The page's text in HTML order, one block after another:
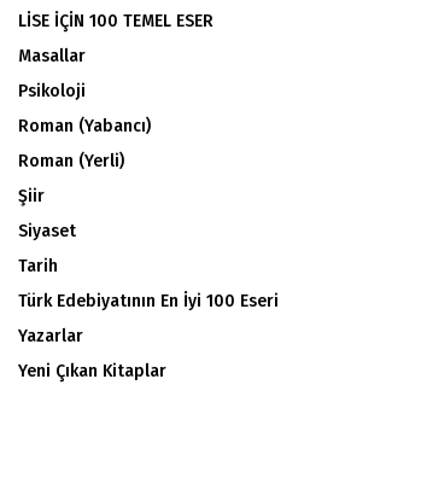
LİSE İÇİN 100 TEMEL ESER
Masallar
Psikoloji
Roman (Yabancı)
Roman (Yerli)
Şiir
Siyaset
Tarih
Türk Edebiyatının En İyi 100 Eseri
Yazarlar
Yeni Çıkan Kitaplar